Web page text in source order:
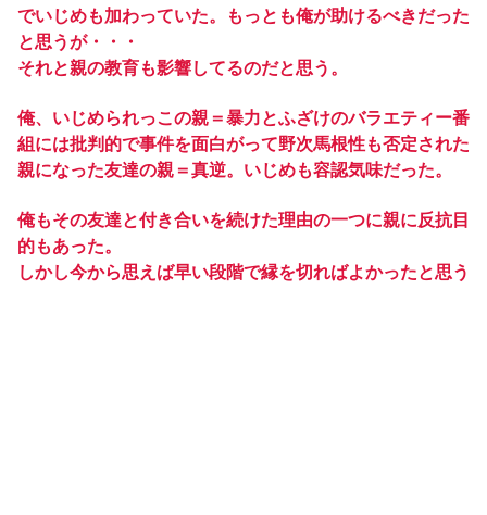
でいじめも加わっていた。もっとも俺が助けるべきだった
と思うが・・・
それと親の教育も影響してるのだと思う。
俺、いじめられっこの親＝暴力とふざけのバラエティー番
組には批判的で事件を面白がって野次馬根性も否定された
親になった友達の親＝真逆。いじめも容認気味だった。
俺もその友達と付き合いを続けた理由の一つに親に反抗目
的もあった。
しかし今から思えば早い段階で縁を切ればよかったと思う